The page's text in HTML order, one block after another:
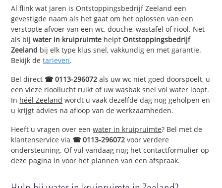
Al flink wat jaren is Ontstoppingsbedrijf Zeeland een
gevestigde naam als het gaat om het oplossen van een
verstopte afvoer van een wc, douche, wastafel of riool. Net
als bijwater in kruipruimte helptOntstoppingsbedrijf
Zeeland bij elk type klus snel, vakkundig en met garantie.
Bekijk detarieven.
Bel direct ☎ 0113-296072 als uw wc niet goed doorspoelt, u
een vieze rioollucht ruikt of uw wasbak snel vol water loopt.
In héél Zeeland wordt u vaak dezelfde dag nog geholpen en
u krijgt advies na afloop van de werkzaamheden.
Heeft u vragen over eenwater in kruipruimte? Bel met de
klantenservice via ☎ 0113-296072 voor verdere
ondersteuning. Of vul vandaag nog het contactformulier op
deze pagina in voor het plannen van een afspraak.